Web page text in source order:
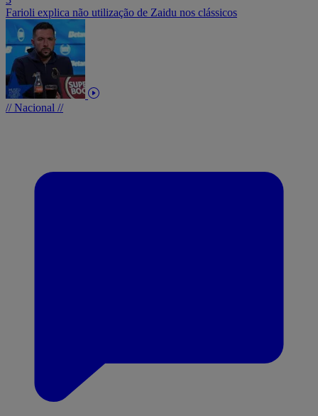
Farioli explica não utilização de Zaidu nos clássicos
// Nacional //